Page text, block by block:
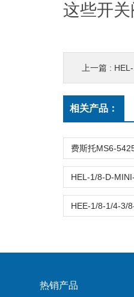
这些开
上一篇 : HEL-1/
相关产品：
热销产品